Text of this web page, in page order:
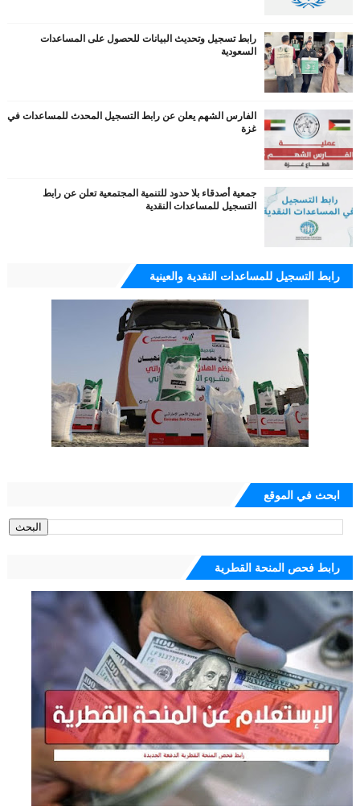
رابط تسجيل وتحديث البيانات للحصول على المساعدات
السعودية
الفارس الشهم يعلن عن رابط التسجيل المحدث للمساعدات في
غزة
جمعية أصدقاء بلا حدود للتنمية المجتمعية تعلن عن رابط
التسجيل للمساعدات النقدية
رابط التسجيل للمساعدات النقدية والعينية
ابحث في الموقع
رابط فحص المنحة القطرية